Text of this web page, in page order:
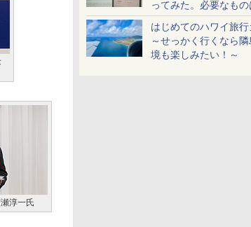
ってみた。必要なもの
ホとマイナカードのみ
はじめてのハワイ旅行
～せっかく行くなら
境も楽しみたい！～
淳一氏